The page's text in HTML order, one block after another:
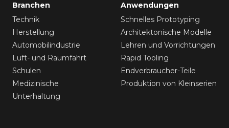
Branchen
Technik
Herstellung
Automobilindustrie
Luft- und Raumfahrt
Schulen
Medizinische
Unterhaltung
Anwendungen
Schnelles Prototyping
Architektonische Modelle
Lehren und Vorrichtungen
Rapid Tooling
Endverbraucher-Teile
Produktion von Kleinserien